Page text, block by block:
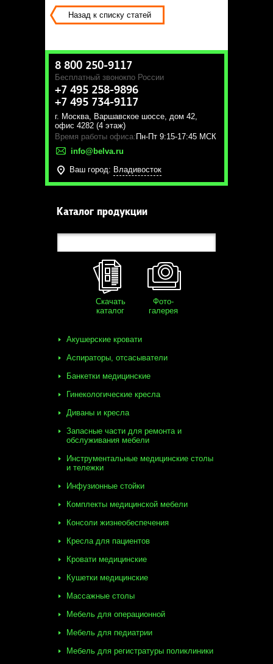
Назад к списку статей
8 800 250-9117
Бесплатный звонокпо России
+7 495 258-9896
+7 495 734-9117
г. Москва, Варшавское шоссе, дом 42,
офис 4282 (4 этаж)
Время работы офиса: Пн-Пт 9:15-17:45 МСК
info@belva.ru
Ваш город: Владивосток
Каталог продукции
Скачать
каталог
Фото-
галерея
Акушерские кровати
Аспираторы, отсасыватели
Банкетки медицинские
Гинекологические кресла
Диваны и кресла
Запасные части для ремонта и
обслуживания мебели
Инструментальные медицинские столы
и тележки
Инфузионные стойки
Комплекты медицинской мебели
Консоли жизнеобеспечения
Кресла для пациентов
Кровати медицинские
Кушетки медицинские
Массажные столы
Мебель для операционной
Мебель для педиатрии
Мебель для регистратуры поликлиники